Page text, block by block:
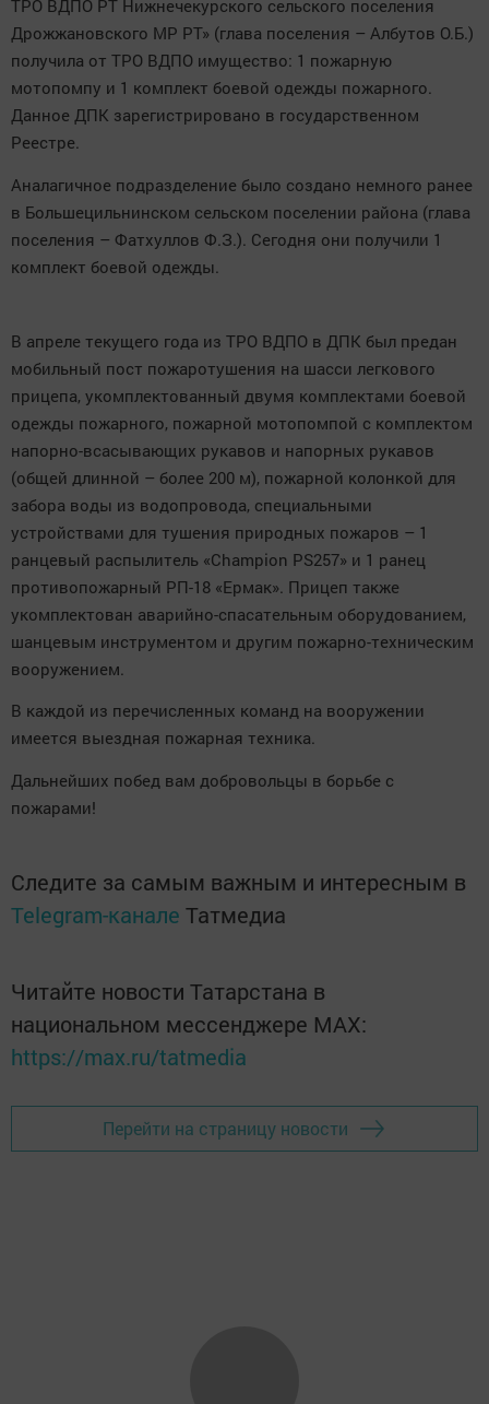
ТРО ВДПО РТ Нижнечекурского сельского поселения
Дрожжановского МР РТ» (глава поселения – Албутов О.Б.)
получила от ТРО ВДПО имущество: 1 пожарную
мотопомпу и 1 комплект боевой одежды пожарного.
Данное ДПК зарегистрировано в государственном
Реестре.
Аналагичное подразделение было создано немного ранее
в Большецильнинском сельском поселении района (глава
поселения – Фатхуллов Ф.З.). Сегодня они получили 1
комплект боевой одежды.
В апреле текущего года из ТРО ВДПО в ДПК был предан
мобильный пост пожаротушения на шасси легкового
прицепа, укомплектованный двумя комплектами боевой
одежды пожарного, пожарной мотопомпой с комплектом
напорно-всасывающих рукавов и напорных рукавов
(общей длинной – более 200 м), пожарной колонкой для
забора воды из водопровода, специальными
устройствами для тушения природных пожаров – 1
ранцевый распылитель «Champion PS257» и 1 ранец
противопожарный РП-18 «Ермак». Прицеп также
укомплектован аварийно-спасательным оборудованием,
шанцевым инструментом и другим пожарно-техническим
вооружением.
В каждой из перечисленных команд на вооружении
имеется выездная пожарная техника.
Дальнейших побед вам добровольцы в борьбе с
пожарами!
Следите за самым важным и интересным в
Telegram-канале Татмедиа
Читайте новости Татарстана в
национальном мессенджере MАХ:
https://max.ru/tatmedia
Перейти на страницу новости